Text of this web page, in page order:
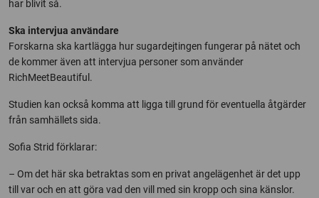
har blivit så.
Ska intervjua användare
Forskarna ska kartlägga hur sugardejtingen fungerar på nätet och
de kommer även att intervjua personer som använder
RichMeetBeautiful.
Studien kan också komma att ligga till grund för eventuella åtgärder
från samhällets sida.
Sofia Strid förklarar:
– Om det här ska betraktas som en privat angelägenhet är det upp
till var och en att göra vad den vill med sin kropp och sina känslor.